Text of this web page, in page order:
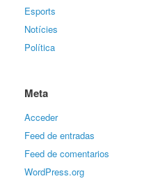
Esports
Notícies
Política
Meta
Acceder
Feed de entradas
Feed de comentarios
WordPress.org